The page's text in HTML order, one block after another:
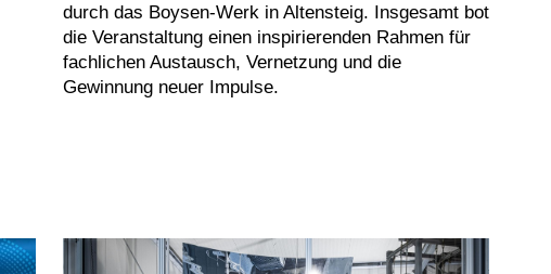
durch das Boysen-Werk in Altensteig. Insgesamt bot
die Veranstaltung einen inspirierenden Rahmen für
fachlichen Austausch, Vernetzung und die
Gewinnung neuer Impulse.